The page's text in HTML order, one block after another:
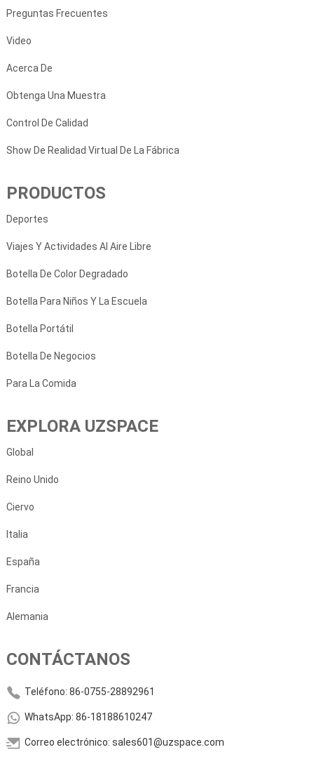
Preguntas Frecuentes
Video
Acerca De
Obtenga Una Muestra
Control De Calidad
Show De Realidad Virtual De La Fábrica
PRODUCTOS
Deportes
Viajes Y Actividades Al Aire Libre
Botella De Color Degradado
Botella Para Niños Y La Escuela
Botella Portátil
Botella De Negocios
Para La Comida
EXPLORA UZSPACE
Global
Reino Unido
Ciervo
Italia
España
Francia
Alemania
CONTÁCTANOS
Teléfono: 86-0755-28892961
WhatsApp: 86-18188610247
Correo electrónico: sales601@uzspace.com